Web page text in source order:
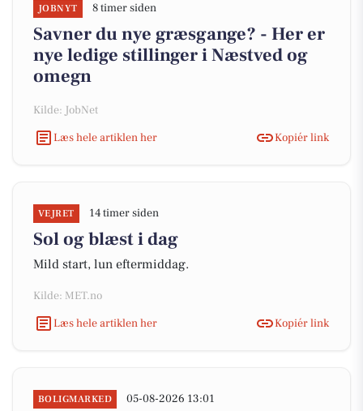
JOBNYT 8 timer siden
Savner du nye græsgange? - Her er
nye ledige stillinger i Næstved og
omegn
Kilde: JobNet
Læs hele artiklen her
Kopiér link
VEJRET 14 timer siden
Sol og blæst i dag
Mild start, lun eftermiddag.
Kilde: MET.no
Læs hele artiklen her
Kopiér link
BOLIGMARKED 05-08-2026 13:01